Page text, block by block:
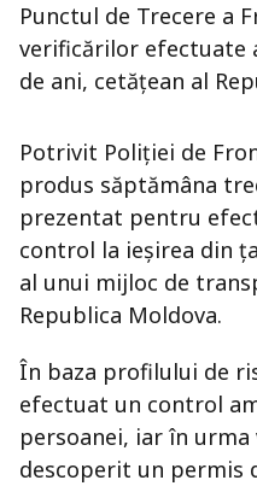
Punctul de Trecere a
verificărilor efectuate
de ani, cetățean al
Potrivit Poliției de
produs săptămâna
prezentat pentru
control la ieșirea din
al unui mijloc de
Republica Moldova.
În baza profilului de
efectuat un control
persoanei, iar în
descoperit un permis